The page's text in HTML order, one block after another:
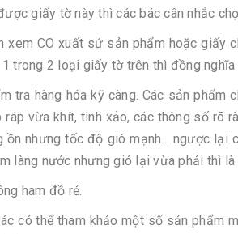
giấy tờ này thì các bác cân nhắc
xem CO xuất sứ sản phẩm hoặc giấy
trong 2 loại giấy tờ trên thì đồng
tra hàng hóa kỹ càng. Các sản
ráp vừa khít, tinh xảo, các thông số rõ
ồn nhưng tốc độ gió mạnh... ngược
làng nước nhưng gió lại vừa phải thì
ham đồ rẻ.
có thể tham khảo một số sản phẩm